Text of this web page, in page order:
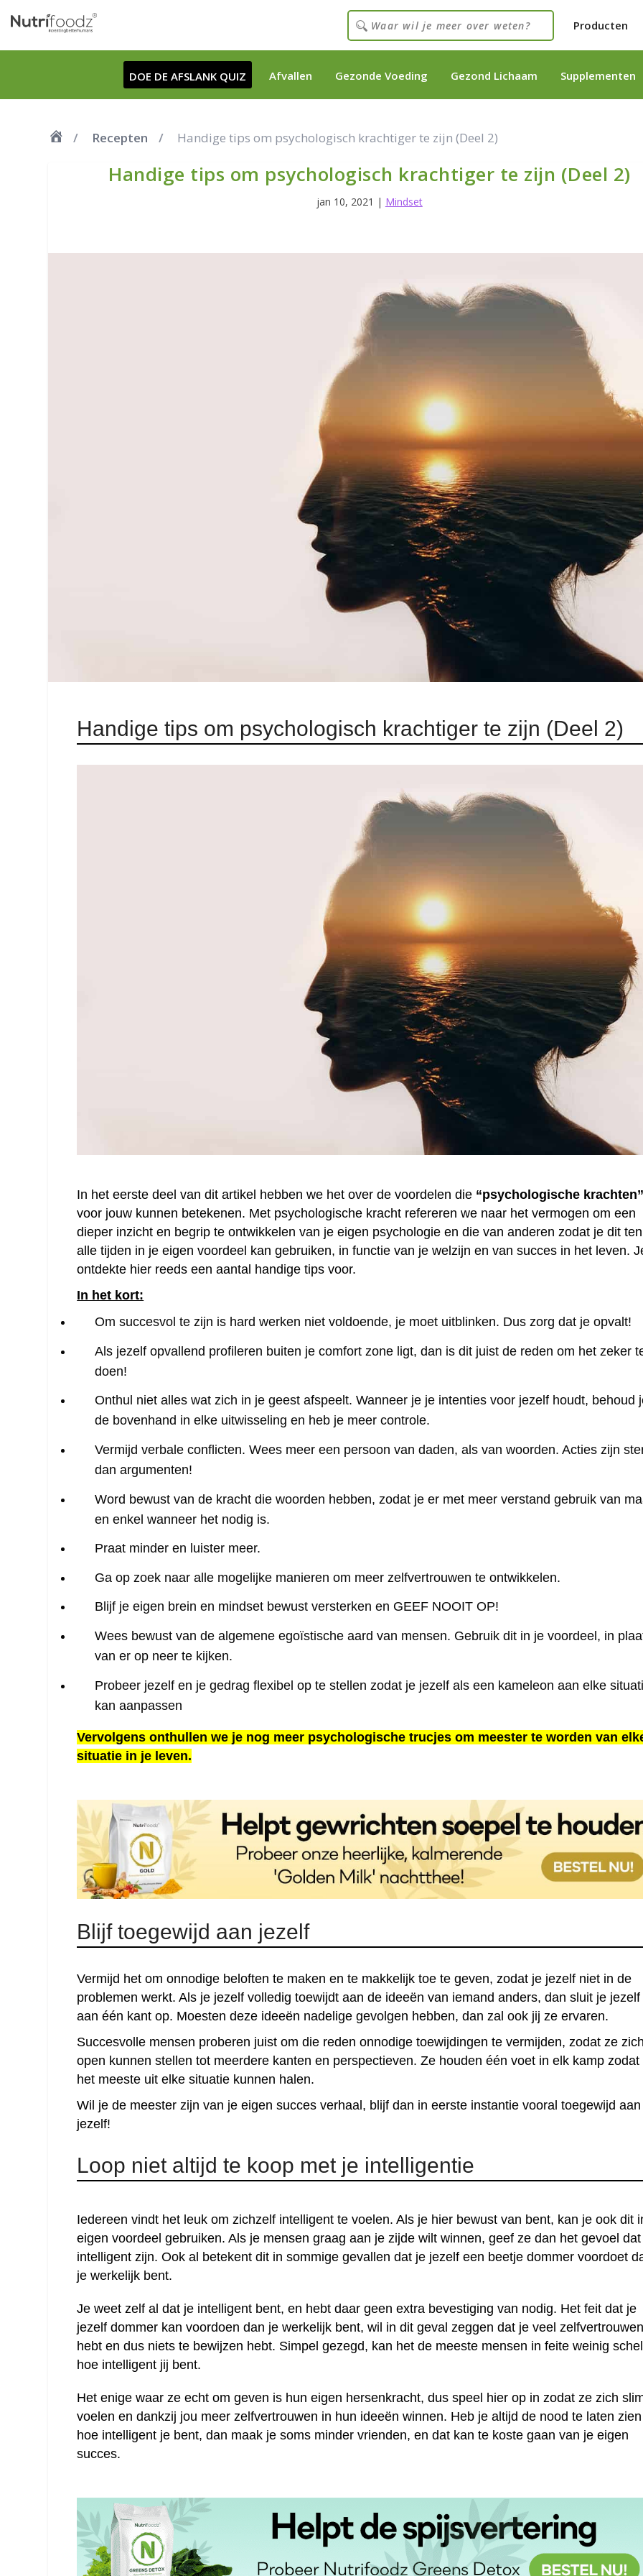
Producten
DOE DE AFSLANK QUIZ Afvallen Gezonde Voeding Gezond Lichaam Supplementen
Recepten Handige tips om psychologisch krachtiger te zijn (Deel 2)
Handige tips om psychologisch krachtiger te zijn (Deel 2)
jan 10, 2021 | Mindset
Handige tips om psychologisch krachtiger te zijn (Deel 2)
In het eerste deel van dit artikel hebben we het over de voordelen die “psychologische
voor jouw kunnen betekenen. Met psychologische kracht refereren we naar het vermogen om een
dieper inzicht en begrip te ontwikkelen van je eigen psychologie en die van anderen zodat je dit ten
alle tijden in je eigen voordeel kan gebruiken, in functie van je welzijn en van succes in het leven.
ontdekte hier reeds een aantal handige tips voor.
In het kort:
Om succesvol te zijn is hard werken niet voldoende, je moet uitblinken. Dus zorg dat je opvalt!
Als jezelf opvallend profileren buiten je comfort zone ligt, dan is dit juist de reden om het zeker
doen!
Onthul niet alles wat zich in je geest afspeelt. Wanneer je je intenties voor jezelf houdt, behoud
de bovenhand in elke uitwisseling en heb je meer controle.
Vermijd verbale conflicten. Wees meer een persoon van daden, als van woorden. Acties zijn
dan argumenten!
Word bewust van de kracht die woorden hebben, zodat je er met meer verstand gebruik van
en enkel wanneer het nodig is.
Praat minder en luister meer.
Ga op zoek naar alle mogelijke manieren om meer zelfvertrouwen te ontwikkelen.
Blijf je eigen brein en mindset bewust versterken en GEEF NOOIT OP!
Wees bewust van de algemene egoïstische aard van mensen. Gebruik dit in je voordeel, in
van er op neer te kijken.
Probeer jezelf en je gedrag flexibel op te stellen zodat je jezelf als een kameleon aan elke
kan aanpassen
Vervolgens onthullen we je nog meer psychologische trucjes om meester te worden van
situatie in je leven.
Blijf toegewijd aan jezelf
Vermijd het om onnodige beloften te maken en te makkelijk toe te geven, zodat je jezelf niet in de
problemen werkt. Als je jezelf volledig toewijdt aan de ideeën van iemand anders, dan sluit je jezelf
aan één kant op. Moesten deze ideeën nadelige gevolgen hebben, dan zal ook jij ze ervaren.
Succesvolle mensen proberen juist om die reden onnodige toewijdingen te vermijden, zodat ze
open kunnen stellen tot meerdere kanten en perspectieven. Ze houden één voet in elk kamp zodat
het meeste uit elke situatie kunnen halen.
Wil je de meester zijn van je eigen succes verhaal, blijf dan in eerste instantie vooral toegewijd aan
jezelf!
Loop niet altijd te koop met je intelligentie
Iedereen vindt het leuk om zichzelf intelligent te voelen. Als je hier bewust van bent, kan je ook dit
eigen voordeel gebruiken. Als je mensen graag aan je zijde wilt winnen, geef ze dan het gevoel
intelligent zijn. Ook al betekent dit in sommige gevallen dat je jezelf een beetje dommer voordoet
je werkelijk bent.
Je weet zelf al dat je intelligent bent, en hebt daar geen extra bevestiging van nodig. Het feit dat je
jezelf dommer kan voordoen dan je werkelijk bent, wil in dit geval zeggen dat je veel
hebt en dus niets te bewijzen hebt. Simpel gezegd, kan het de meeste mensen in feite weinig
hoe intelligent jij bent.
Het enige waar ze echt om geven is hun eigen hersenkracht, dus speel hier op in zodat ze zich
voelen en dankzij jou meer zelfvertrouwen in hun ideeën winnen. Heb je altijd de nood te laten zien
hoe intelligent je bent, dan maak je soms minder vrienden, en dat kan te koste gaan van je eigen
succes.